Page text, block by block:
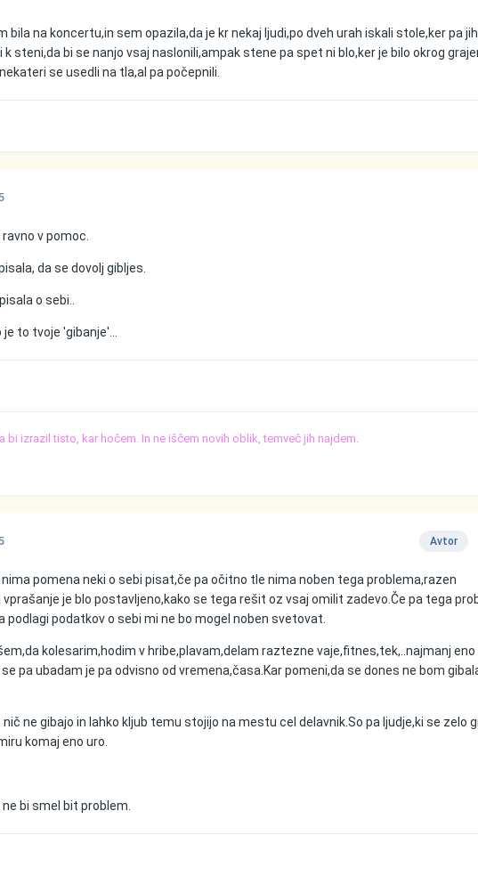
bila na koncertu,in sem opazila,da je kr nekaj ljudi,po dveh urah iskali stole,ker pa
k steni,da bi se nanjo vsaj naslonili,ampak stene pa spet ni blo,ker je bilo okrog
se usedli na tla,al pa počepnili.
v pomoc.
da se dovolj gibljes.
o sebi..
to tvoje 'gibanje'...
bi izrazil tisto, kar hočem. In ne iščem novih oblik, temveč jih najdem.
Avtor
pomena neki o sebi pisat,če pa očitno tle nima noben tega problema,razen
vprašanje je blo postavljeno,kako se tega rešit oz vsaj omilit zadevo.Če pa tega
podlagi podatkov o sebi mi ne bo mogel noben svetovat.
kolesarim,hodim v hribe,plavam,delam raztezne vaje,fitnes,tek,..najmanj eno
pa ubadam je pa odvisno od vremena,časa.Kar pomeni,da se dones ne bom
nič ne gibajo in lahko kljub temu stojijo na mestu cel delavnik.So pa ljudje,ki se zelo
komaj eno uro.
bi smel bit problem.